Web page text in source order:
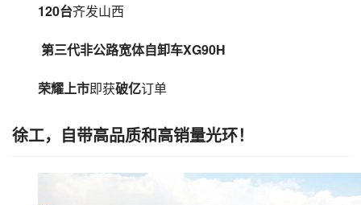
120台齐发山西
第三代非公路宽体自卸车XG90H
荣耀上市即获破亿订单
徐工，自带高品质和高销量光环！